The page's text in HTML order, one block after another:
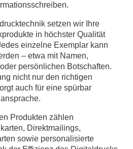
setzen wir Ihre
in höchster Qualität
einzelne Exemplar kann
– etwa mit Namen,
persönlichen Botschaften.
nicht nur den richtigen
auch für eine spürbar
Produkten zählen
Direktmailings,
sowie personalisierte